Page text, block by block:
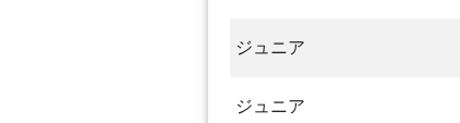
ジュニア
ジュニア